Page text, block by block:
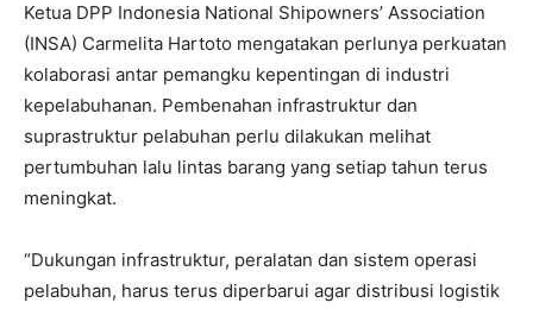
Ketua DPP Indonesia National Shipowners’ Association
(INSA) Carmelita Hartoto mengatakan perlunya perkuatan
kolaborasi antar pemangku kepentingan di industri
kepelabuhanan. Pembenahan infrastruktur dan
suprastruktur pelabuhan perlu dilakukan melihat
pertumbuhan lalu lintas barang yang setiap tahun terus
meningkat.
“Dukungan infrastruktur, peralatan dan sistem operasi
pelabuhan, harus terus diperbarui agar distribusi logistik